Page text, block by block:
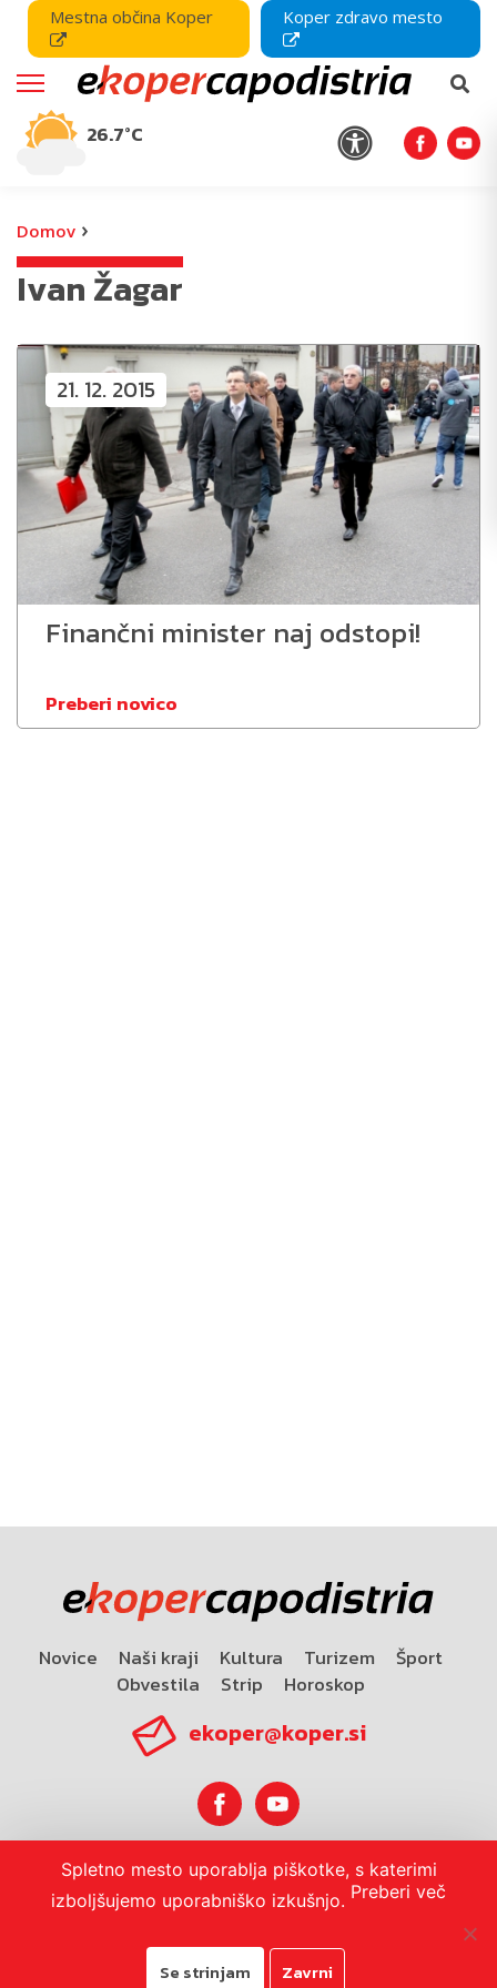
Mestna občina Koper Koper zdravo mesto
26.7°C
Domov ›
Ivan Žagar
21. 12. 2015
Finančni minister naj odstopi!
Preberi novico
Novice Naši kraji Kultura Turizem
Šport
Obvestila
Strip Horoskop
ekoper@koper.si
Horoskop
Spletno mesto uporablja piškotke, s katerimi
izboljšujemo uporabniško izkušnjo. Preberi več
Se strinjam Zavrni